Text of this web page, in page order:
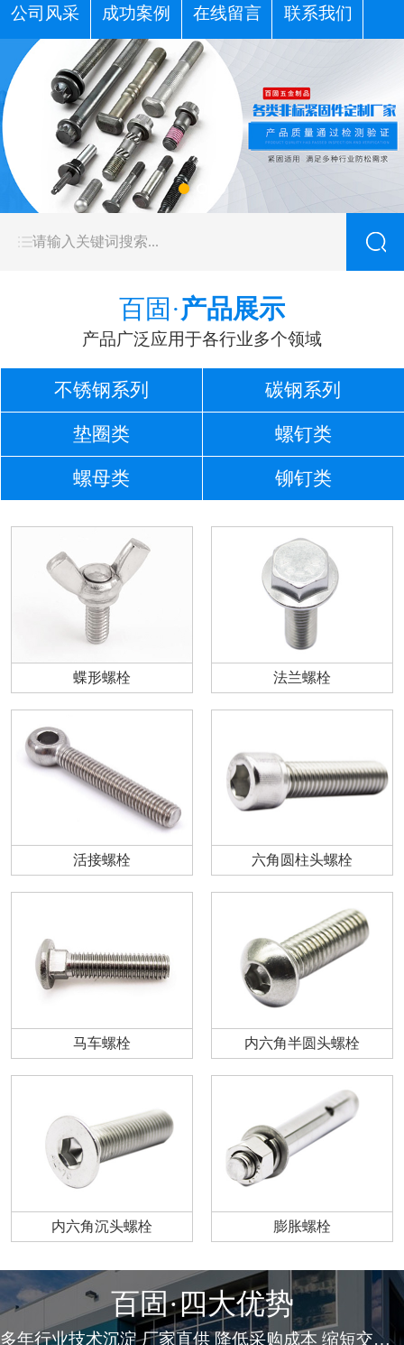
公司风采 成功案例 在线留言 联系我们
百固·产品展示
产品广泛应用于各行业多个领域
不锈钢系列 碳钢系列
垫圈类 螺钉类
螺母类 铆钉类
蝶形螺栓 法兰螺栓
活接螺栓 六角圆柱头螺栓
马车螺栓 内六角半圆头螺栓
内六角沉头螺栓 膨胀螺栓
百固·四大优势
多年行业技术沉淀 厂家直供 降低采购成本 缩短交货周期